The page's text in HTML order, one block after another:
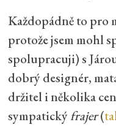
Každopádně to pro
protože jsem mohl
spolupracuji) s
dobrý designér,
držitel i několika
sympatickýfrajer(